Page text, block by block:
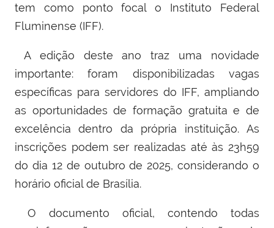
tem como ponto focal o Instituto Federal
Fluminense (IFF).
A edição deste ano traz uma novidade
importante: foram disponibilizadas vagas
específicas para servidores do IFF, ampliando
as oportunidades de formação gratuita e de
excelência dentro da própria instituição. As
inscrições podem ser realizadas até às 23h59
do dia 12 de outubro de 2025, considerando o
horário oficial de Brasília.
O documento oficial, contendo todas